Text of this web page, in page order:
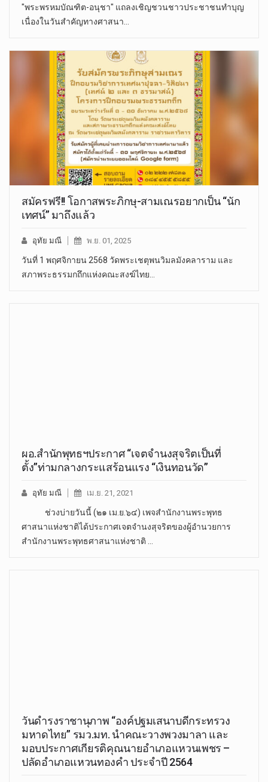
"พระพรหมบัณฑิต-อนุชา" แถลงเชิญชวนชาวประชาชนทำบุญ
เนื่องในวันสำคัญทางศาสนา…
สมัครฟรี!! โอกาสพระภิกษุ-สามเณรอยากเป็น “นัก
เทศน์” มาถึงแล้ว
อุทัย มณี พ.ย. 01, 2025
วันที่ 1 พฤศจิกายน 2568 วัดพระเชตุพนวิมลมังคลาราม และ
สภาพระธรรมกถึกแห่งคณะสงฆ์ไทย…
ผอ.สำนักพุทธฯประกาศ “เจตจำนงสุจริตเป็นที่
ตั้ง”ท่ามกลางกระแสร้อนแรง “เงินทอนวัด”
อุทัย มณี เม.ย. 21, 2021
ช่วงบ่ายวันนี้ (๒๑ เม.ย.๖๔) เพจสำนักงานพระพุทธ
ศาสนาแห่งชาติได้ประกาศเจตจำนงสุจริตของผู้อำนวยการ
สำนักงานพระพุทธศาสนาแห่งชาติ …
วันดำรงราชานุภาพ “องค์ปฐมเสนาบดีกระทรวง
มหาดไทย” รมว.มท. นำคณะวางพวงมาลา และ
มอบประกาศเกียรติคุณนายอำเภอแหวนเพชร –
ปลัดอำเภอแหวนทองคำ ประจำปี 2564